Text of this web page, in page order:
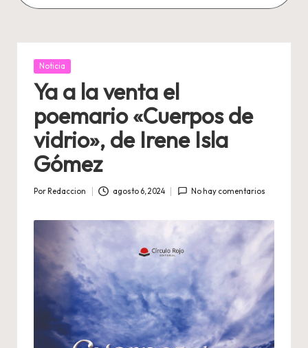
Publicada
Noticia
Ya a la venta el
poemario «Cuerpos de
vidrio», de Irene Isla
Gómez
Por Redaccion agosto 6, 2024 No hay comentarios